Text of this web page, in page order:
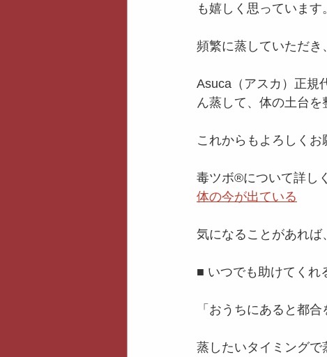
も嬉しく思っています。
頻繁に蒸していただ
Asuca（アスカ）正規
ん蒸して、体の土台を
これからもよろしくお
毒ツボ®️について詳し
体の今が出ている
気になることがあれば、
■ いつでも助けてくれ
「おうちにあると都
蒸したいタイミング